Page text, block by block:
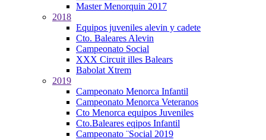
Master Menorquin 2017
2018
Equipos juveniles alevin y cadete
Cto. Baleares Alevin
Campeonato Social
XXX Circuit illes Balears
Babolat Xtrem
2019
Campeonato Menorca Infantil
Campeonato Menorca Veteranos
Cto Menorca equipos Juveniles
Cto.Baleares eqipos Infantil
Campeonato ¨Social 2019